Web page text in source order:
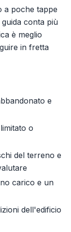
a poche tappe
conta più
è meglio
in fretta
e
o
del terreno e
carico e un
dell'edificio